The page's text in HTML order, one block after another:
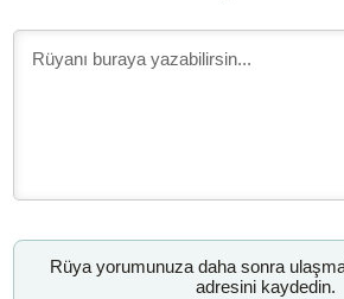
Rüya yorumunuza daha sonra
adresini kaydedin.